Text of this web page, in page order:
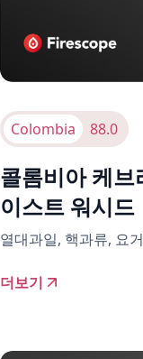
Colombia 88.0
콜롬비아 케
이스트 워시드
열대과일, 핵과류, 요
더보기